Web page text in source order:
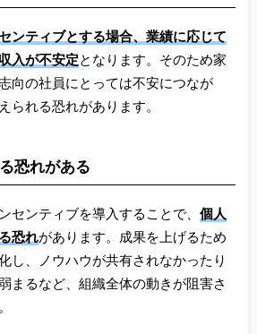
ンティブとする場合、業績に応じて
入が不安定となります。そのため家
向の社員にとっては不安につなが
られる恐れがあります。
恐れがある
センティブを導入することで、 個人
恐れがあります。成果を上げるため
し、ノウハウが共有されなかったり
まるなど、組織全体の動きが阻害さ